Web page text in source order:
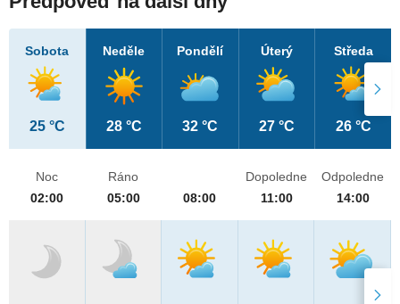
Sobota
25 °C
Neděle
28 °C
Pondělí
32 °C
Úterý
27 °C
Středa
26 °C
Noc
02:00
Ráno
05:00
08:00
Dopoledne
11:00
Odpoledne
14:00